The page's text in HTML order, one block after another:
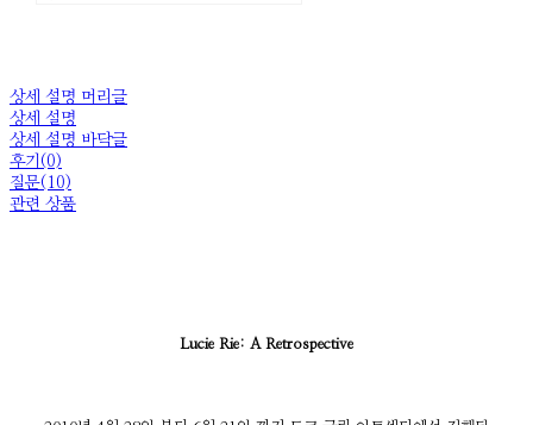
상세 설명 머리글
상세 설명
상세 설명 바닥글
후기(0)
질문(10)
관련 상품
Lucie Rie: A Retrospective